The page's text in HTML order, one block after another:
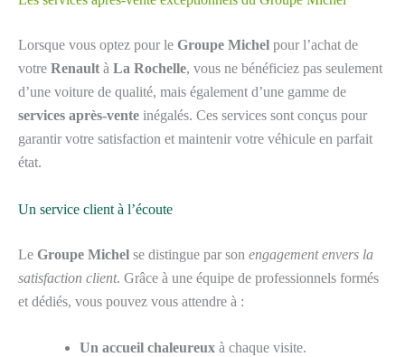
Lorsque vous optez pour le Groupe Michel pour l’achat de
votre Renault à La Rochelle, vous ne bénéficiez pas seulement
d’une voiture de qualité, mais également d’une gamme de
services après-vente inégalés. Ces services sont conçus pour
garantir votre satisfaction et maintenir votre véhicule en parfait
état.
Un service client à l’écoute
Le Groupe Michel se distingue par son engagement envers la
satisfaction client. Grâce à une équipe de professionnels formés
et dédiés, vous pouvez vous attendre à :
Un accueil chaleureux à chaque visite.